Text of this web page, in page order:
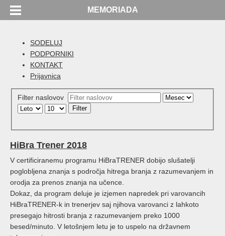
MEMORIADA
SODELUJ
PODPORNIKI
KONTAKT
Prijavnica
Filter naslovov
Filter
HiBra Trener 2018
V certificiranemu programu HiBraTRENER dobijo slušatelji
poglobljena znanja s področja hitrega branja z razumevanjem in
orodja za prenos znanja na učence.
Dokaz, da program deluje je izjemen napredek pri varovancih
HiBraTRENER-k in trenerjev saj njihova varovanci z lahkoto
presegajo hitrosti branja z razumevanjem preko 1000
besed/minuto. V letošnjem letu je to uspelo na državnem